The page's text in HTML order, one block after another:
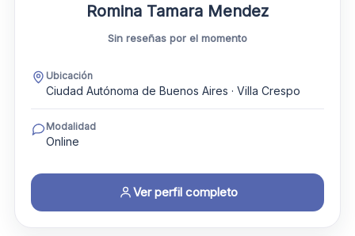
Romina Tamara Mendez
Sin reseñas por el momento
Ubicación
Ciudad Autónoma de Buenos Aires · Villa Crespo
Modalidad
Online
Ver perfil completo